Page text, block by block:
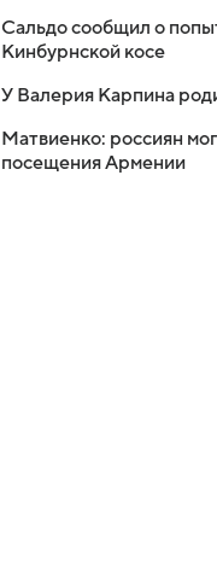
Сальдо сообщил о
Кинбурнской косе
У Валерия Карпина
Матвиенко: россиян
посещения Армении